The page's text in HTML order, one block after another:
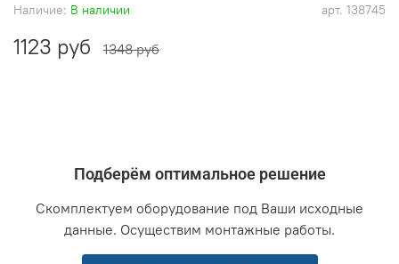
арт. 138745
Наличие: В наличии
1123 руб 1348 руб
Подберём оптимальное решение
Скомплектуем оборудование под Ваши исходные
данные. Осуществим монтажные работы.